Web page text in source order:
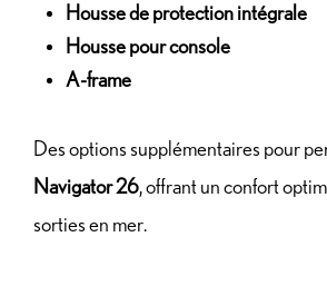
Housse de protection intégrale
Housse pour console
A-frame
Des options supplémentaires pour
Navigator 26, offrant un confort
sorties en mer.